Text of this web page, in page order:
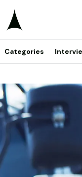
Categories